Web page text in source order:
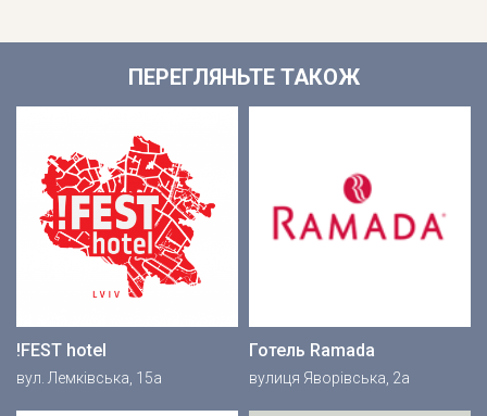
ПЕРЕГЛЯНЬТЕ ТАКОЖ
!FEST hotel
вул. Лемківська, 15а
Готель Ramada
вулиця Яворівська, 2а